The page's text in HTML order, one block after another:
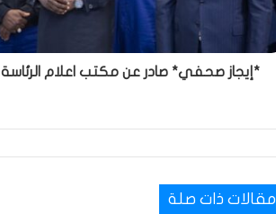
*إيجاز صحفي* صادر عن مكتب اعلام الرئاسة
مقالات ذات صلة